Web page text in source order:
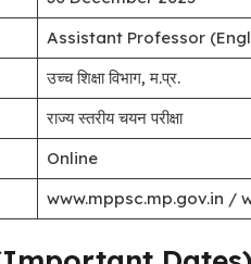
Assistant Professor
उच्च शिक्षा विभाग, म.प्र.
राज्य स्तरीय चयन परीक्षा
Online
www.mppsc.mp.gov.in /